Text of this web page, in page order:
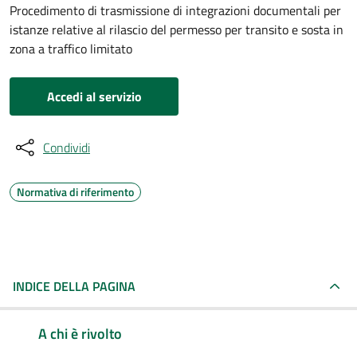
Procedimento di trasmissione di integrazioni documentali per
istanze relative al rilascio del permesso per transito e sosta in
zona a traffico limitato
Accedi al servizio
Condividi
Normativa di riferimento
INDICE DELLA PAGINA
A chi è rivolto